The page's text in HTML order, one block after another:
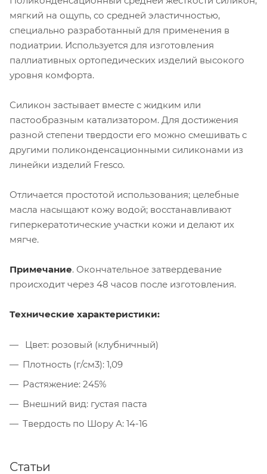
мягкий на ощупь, со средней эластичностью,
специально разработанный для применения в
подиатрии. Используется для изготовления
паллиативных ортопедических изделий высокого
уровня комфорта.
Силикон застывает вместе с жидким или
пастообразным катализатором. Для достижения
разной степени твердости его можно смешивать с
другими поликонденсационными силиконами из
линейки изделий Fresco.
Отличается простотой использования; целебные
масла насыщают кожу водой; восстанавливают
гиперкератотические участки кожи и делают их
мягче.
Примечание. Окончательное затвердевание
происходит через 48 часов после изготовления.
Технические характеристики:
Цвет: розовый (клубничный)
Плотность (г/см3): 1,09
Растяжение: 245%
Внешний вид: густая паста
Твердость по Шору А: 14-16
Статьи